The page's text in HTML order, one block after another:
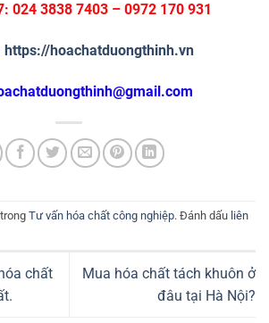
024 3838 7403 – 0972 170 931
https://hoachatduongthinh.vn
Tư vấn hóa chất công nghiệp. Đánh dấu liên
chất
Mua hóa chất tách khuôn ở
đâu tại Hà Nội?